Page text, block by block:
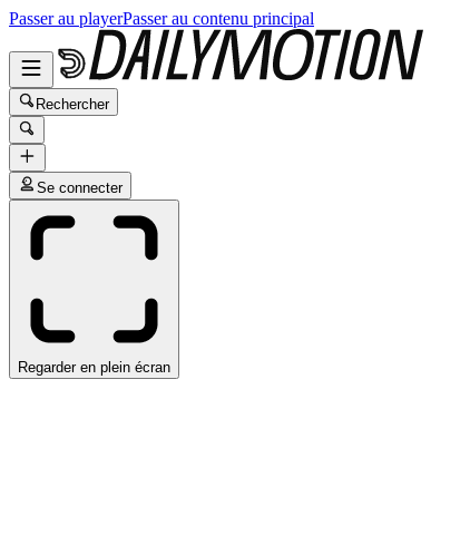
Passer au playerPasser au contenu principal
Rechercher
Se connecter
Regarder en plein écran